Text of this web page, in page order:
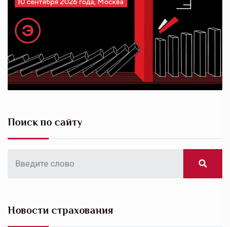
Поиск по сайту
Новости страхования